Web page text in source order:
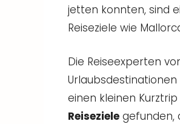
jetten konnten, sind
Reiseziele wie
Die Reiseexperten
einen kleinen
Reiseziele gefunden,